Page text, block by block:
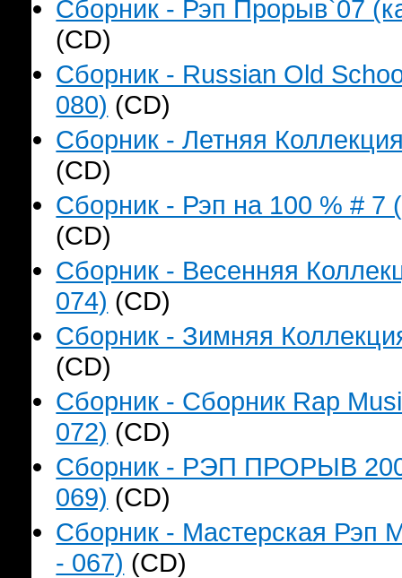
Сборник - Рэп Прорыв`07
(CD)
Сборник - Russian Old
080) (CD)
Сборник - Летняя
(CD)
Сборник - Рэп на 100 % # 7
(CD)
Сборник - Весенняя
074) (CD)
Сборник - Зимняя
(CD)
Сборник - Сборник Rap
072) (CD)
Сборник - РЭП ПРОРЫВ
069) (CD)
Сборник - Мастерская Рэп
- 067) (CD)